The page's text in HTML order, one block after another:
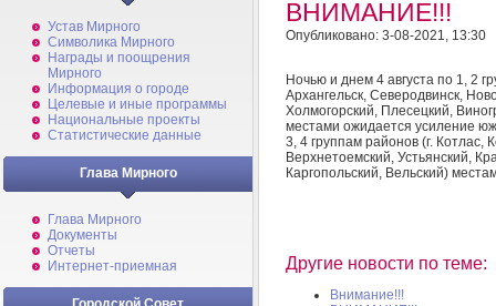
Устав Мирного
Символика Мирного
Награды и поощрения
Мирного
Информация о городе
Целевые и иные программы
Национальные проекты
Статистические данные
Глава Мирного
Глава Мирного
Документы
Отчеты
Интернет-приемная
ВНИМАНИЕ!!!
Опубликовано: 3-08-2021, 13:30
Ночью и днем 4 августа по 1, 2
Архангельск, Северодвинск,
Холмогорский, Плесецкий,
местами ожидается усиление
3, 4 группам районов (г. Котлас,
Верхнетоемский, Устьянский,
Каргопольский, Вельский)
Другие новости по теме:
Внимание!!!